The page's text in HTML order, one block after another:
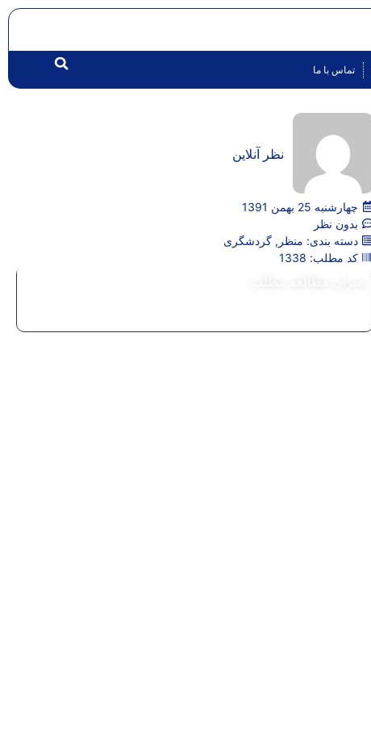
تماس با ما
نظر آنلاین
چهارشنبه 25 بهمن 1391
بدون نظر
دسته بندی: منظر , گردشگری
کد مطلب: 1338